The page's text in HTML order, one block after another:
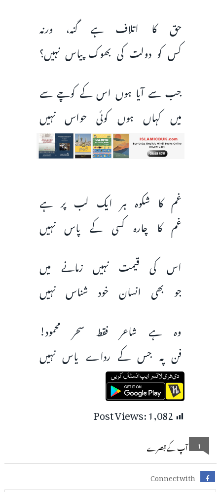
حق کا اتلاف ہے گنہ، ورنہ
کس کو دولت کی بھوک پیاس نہیں؟
جب سے آیا ہوں اس کے کوچے سے
میں کہاں ہوں کوئی حواس نہیں
غم کا شکوہ ہر ایک لب پر ہے
غم کا چارہ کسی کے پاس نہیں
اس کی قیمت نہیں زمانے میں
جو بھی انسان خود شناس نہیں
وہ ہے شاعر فقط سحر محمود!
فن پہ جس کے رداے یاس نہیں
Post Views:1,082
1 آپ کے تبصرے
Connect with